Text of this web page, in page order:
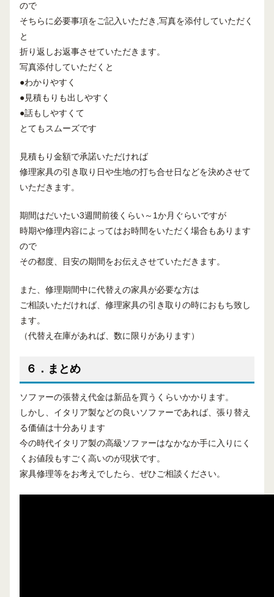
ので
そちらに必要事項をご記入いただき,写真を添付していただく
と
折り返しお返事させていただきます。
写真添付していただくと
●わかりやすく
●見積もりも出しやすく
●話もしやすくて
とてもスムーズです
見積もり金額で承諾いただければ
修理家具の引き取り日や生地の打ち合せ日などを決めさせて
いただきます。
期間はだいたい3週間前後くらい～1か月ぐらいですが
時期や修理内容によってはお時間をいただく場合もあります
ので
その都度、目安の期間をお伝えさせていただきます。
また、修理期間中に代替えの家具が必要な方は
ご相談いただければ、修理家具の引き取りの時におもち致し
ます。
（代替え在庫があれば、数に限りがあります）
６．まとめ
ソファーの張替え代金は新品を買うくらいかかります。
しかし、イタリア製などの良いソファーであれば、張り替え
る価値は十分あります
今の時代イタリア製の高級ソファーはなかなか手に入りにく
くお値段もすごく高いのが現状です。
家具修理等をお考えでしたら、ぜひご相談ください。